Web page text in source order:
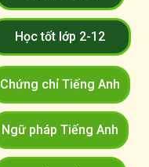
Học tốt lớp 2-12
Chứng chỉ Tiếng Anh
Ngữ pháp Tiếng Anh